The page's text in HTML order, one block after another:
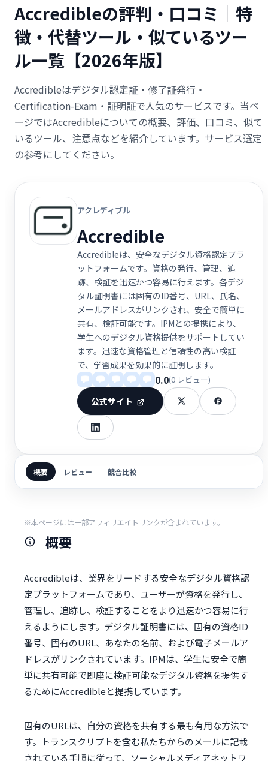
Accredibleの評判・口コミ｜特
徴・代替ツール・似ているツー
ル一覧【2026年版】
Accredibleはデジタル認定証・修了証発行・
Certification-Exam・証明証で人気のサービスです。当ペ
ージではAccredibleについての概要、評価、口コミ、似て
いるツール、注意点などを紹介しています。サービス選定
の参考にしてください。
アクレディブル
Accredible
Accredibleは、安全なデジタル資格認定プラ
ットフォームです。資格の発行、管理、追
跡、検証を迅速かつ容易に行えます。各デジ
タル証明書には固有のID番号、URL、氏名、
メールアドレスがリンクされ、安全で簡単に
共有、検証可能です。IPMとの提携により、
学生へのデジタル資格提供をサポートしてい
ます。迅速な資格管理と信頼性の高い検証
で、学習成果を効果的に証明します。
0.0(0 レビュー)
公式サイト
概要 レビュー 競合比較
※本ページには一部アフィリエイトリンクが含まれています。
概要
Accredibleは、業界をリードする安全なデジタル資格認
定プラットフォームであり、ユーザーが資格を発行し、
管理し、追跡し、検証することをより迅速かつ容易に行
えるようにします。デジタル証明書には、固有の資格ID
番号、固有のURL、あなたの名前、および電子メールア
ドレスがリンクされています。IPMは、学生に安全で簡
単に共有可能で即座に検証可能なデジタル資格を提供す
るためにAccredibleと提携しています。
固有のURLは、自分の資格を共有する最も有用な方法で
す。トランスクリプトを含む私たちからのメールに記載
されている手順に従って、ソーシャルメディアネットワ